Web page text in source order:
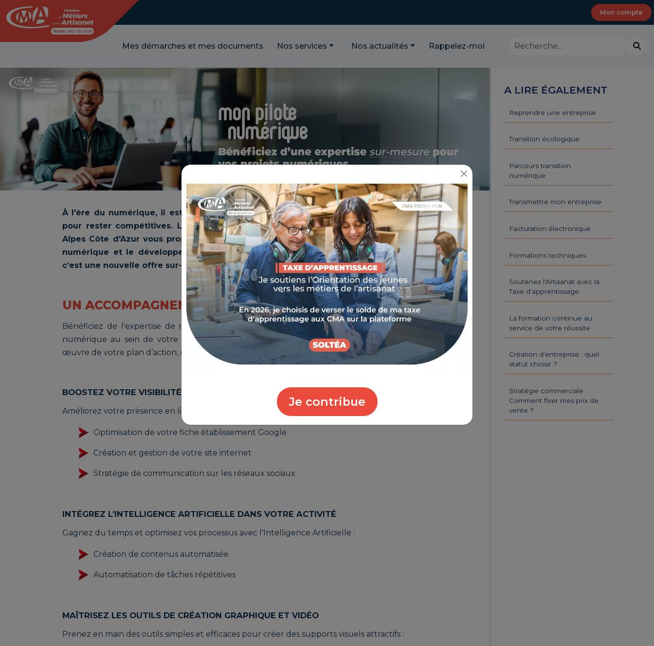
Mon compte
Mes démarches et mes documents Nos services Nos actualités Rappelez-moi
Rechercher
dans
CMA
Alpes-
Je contribue
À l'ère du numérique, il est essentiel pour les entreprises de s'adapter et d'innover
pour rester compétitives. La Chambre de Métiers et de l'Artisanat (CMA) Provence
Alpes Côte d'Azur vous propose un accompagnement complet dans votre transition
numérique et le développement votre entreprise. Avec « Mon Pilote Numérique »,
c’est une nouvelle offre sur-mesure pour vous permettre d’aller encore plus loin.
UN ACCOMPAGNEMENT PERSONNALISÉ
Bénéficiez de l'expertise de nos conseillers et d'un suivi personnalisé pour développer le
numérique au sein de votre entreprise. De l’audit de vos solutions actuelles à la mise en
œuvre de votre plan d’action, nous sommes à vos côtés à chaque étape.
BOOSTEZ VOTRE VISIBILITÉ SUR LE WEB
Améliorez votre présence en ligne avec des outils adaptés à vos besoins :
Optimisation de votre fiche établissement Google
Création et gestion de votre site internet
Stratégie de communication sur les réseaux sociaux
INTÉGREZ L’INTELLIGENCE ARTIFICIELLE DANS VOTRE ACTIVITÉ
Gagnez du temps et optimisez vos processus avec l'Intelligence Artificielle :
Création de contenus automatisée
Automatisation de tâches répétitives
MAÎTRISEZ LES OUTILS DE CRÉATION GRAPHIQUE ET VIDÉO
Prenez en main des outils simples et efficaces pour créer des supports visuels attractifs :
A LIRE ÉGALEMENT
Reprendre une entreprise
Transition écologique
Parcours transition
numérique
Transmettre mon entreprise
Facturation électronique
Formations techniques
Soutenez l'Artisanat avec la
Taxe d'apprentissage
La formation continue au
service de votre réussite
Création d’entreprise : quel
statut choisir ?
Stratégie commerciale :
Comment fixer mes prix de
vente ?
Panneau de gestion des cookies